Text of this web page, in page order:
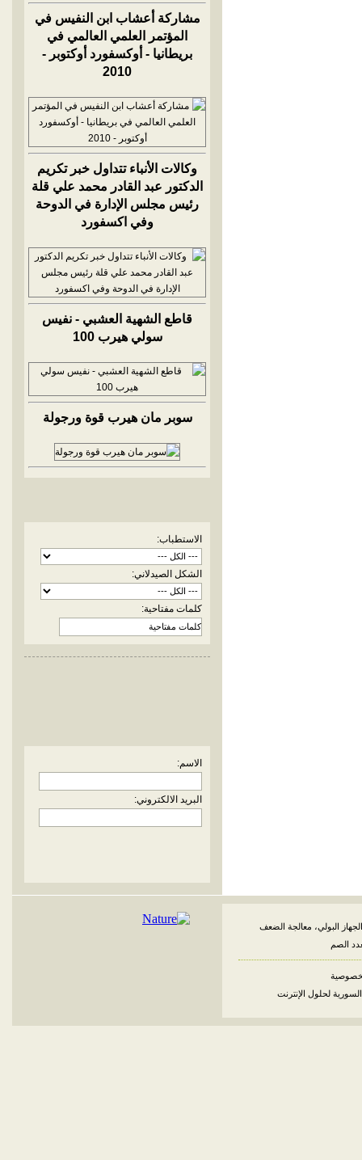
مشاركة أعشاب ابن النفيس في
المؤتمر العلمي العالمي في
بريطانيا - أوكسفورد أوكتوبر -
2010
وكالات الأنباء تتداول خبر تكريم
الدكتور عبد القادر محمد علي قلة
رئيس مجلس الإدارة في الدوحة
وفي اكسفورد
قاطع الشهية العشبي - نفيس
سولي هيرب 100
سوبر مان هيرب قوة ورجولة
الاستطباب:
الشكل الصيدلاني:
كلمات مفتاحية:
الاسم:
البريد الالكتروني:
البولي، معالجة الضعف
الصم
السورية لحلول الإنترنت